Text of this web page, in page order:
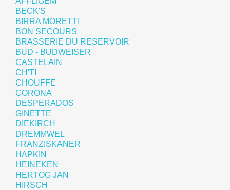
BECK'S
BIRRA MORETTI
BON SECOURS
BRASSERIE DU RESERVOIR
BUD - BUDWEISER
CASTELAIN
CH'TI
CHOUFFE
CORONA
DESPERADOS
GINETTE
DIEKIRCH
DREMMWEL
FRANZISKANER
HAPKIN
HEINEKEN
HERTOG JAN
HIRSCH